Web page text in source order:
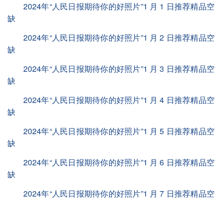
2024年“人民日报期待你的好照片”1 月 1 日推荐精品空
缺
2024年“人民日报期待你的好照片”1 月 2 日推荐精品空
缺
2024年“人民日报期待你的好照片”1 月 3 日推荐精品空
缺
2024年“人民日报期待你的好照片”1 月 4 日推荐精品空
缺
2024年“人民日报期待你的好照片”1 月 5 日推荐精品空
缺
2024年“人民日报期待你的好照片”1 月 6 日推荐精品空
缺
2024年“人民日报期待你的好照片”1 月 7 日推荐精品空